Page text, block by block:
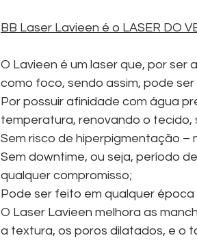
BB Laser Lavieen é o LASER DO
O Lavieen é um laser que, por ser
como foco, sendo assim, pode
Por possuir afinidade com água
temperatura, renovando o tecido,
Sem risco de hiperpigmentação –
Sem downtime, ou seja, período
qualquer compromisso;
Pode ser feito em qualquer época
O Laser Lavieen melhora as
a textura, os poros dilatados, e o